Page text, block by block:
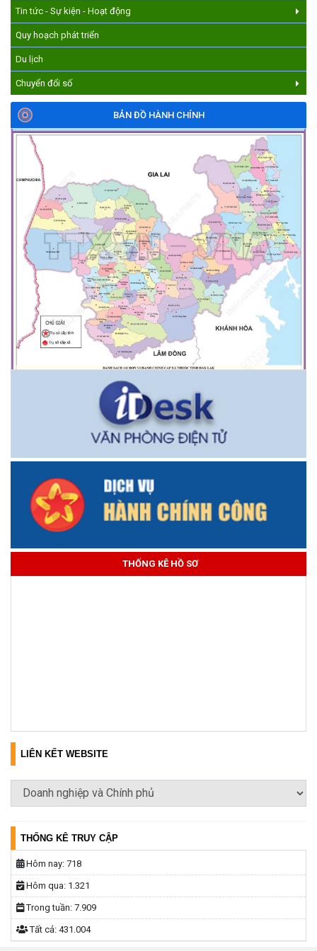
Tin tức - Sự kiện - Hoạt động
Quy hoạch phát triển
Du lịch
Chuyển đổi số
BẢN ĐỒ HÀNH CHÍNH
THỐNG KÊ HỒ SƠ
LIÊN KẾT WEBSITE
THỐNG KÊ TRUY CẬP
Hôm nay: 718
Hôm qua: 1.321
Trong tuần: 7.909
Tất cả: 431.004